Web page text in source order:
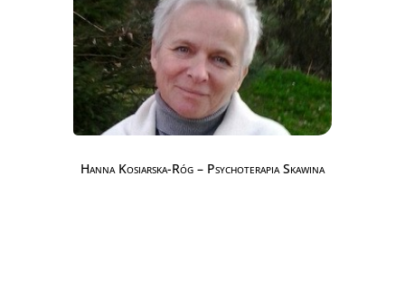
Hanna Kosiarska-Róg – Psychoterapia Skawina